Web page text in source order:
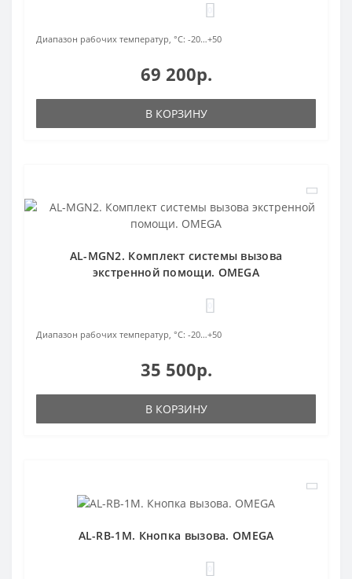
Диапазон рабочих температур, °С: -20…+50
69 200р.
В КОРЗИНУ
AL-MGN2. Комплект системы вызова
экстренной помощи. OMEGA
Диапазон рабочих температур, °С: -20…+50
35 500р.
В КОРЗИНУ
AL-RB-1M. Кнопка вызова. OMEGA